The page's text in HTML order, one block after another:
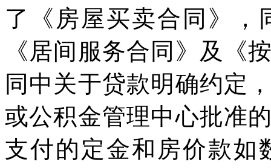
了《房屋买卖合同》，
《居间服务合同》及《
同中关于贷款明确约定
或公积金管理中心批准
支付的定金和房价款如